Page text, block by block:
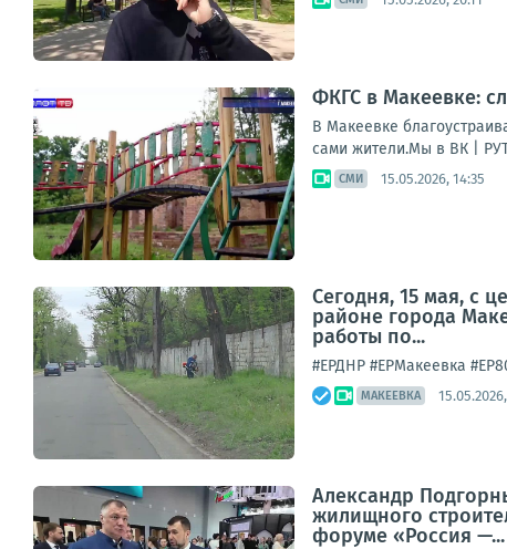
ФКГС в Макеевке:
В Макеевке
сами жители.Мы в ВК |
СМИ 15.05.2026, 14:35
Сегодня, 15 мая, с
районе города
работы по...
#ЕРДНР #ЕРМакеевка
МАКЕЕВКА
Александр
жилищного
форуме «Россия —...